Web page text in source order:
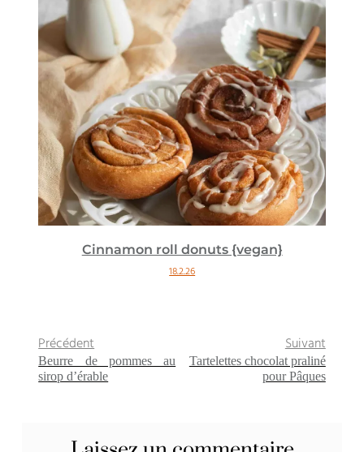
Cinnamon roll donuts {vegan}
18.2.26
Précédent
Beurre de pommes au
sirop d’érable
Suivant
Tartelettes chocolat praliné
pour Pâques